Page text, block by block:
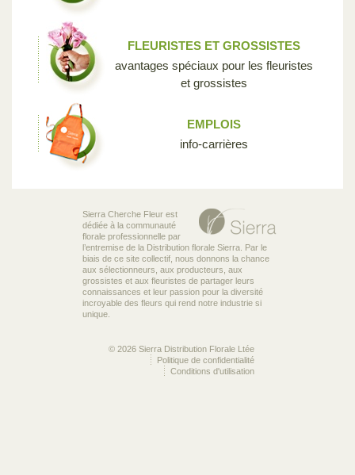
FLEURISTES ET GROSSISTES
avantages spéciaux pour les fleuristes
et grossistes
EMPLOIS
info-carrières
Sierra Cherche Fleur est
dédiée à la communauté
florale professionnelle par
l’entremise de la Distribution florale Sierra. Par le
biais de ce site collectif, nous donnons la chance
aux sélectionneurs, aux producteurs, aux
grossistes et aux fleuristes de partager leurs
connaissances et leur passion pour la diversité
incroyable des fleurs qui rend notre industrie si
unique.
© 2026 Sierra Distribution Florale Ltée
Politique de confidentialité
Conditions d'utilisation